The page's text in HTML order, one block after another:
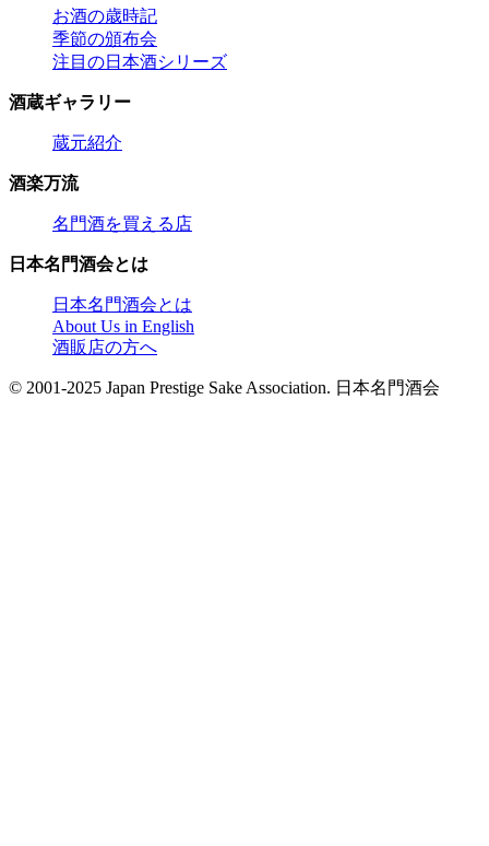
お酒の歳時記
季節の頒布会
注目の日本酒シリーズ
酒蔵ギャラリー
蔵元紹介
酒楽万流
名門酒を買える店
日本名門酒会とは
日本名門酒会とは
About Us in English
酒販店の方へ
© 2001-2025 Japan Prestige Sake Association. 日本名門酒会